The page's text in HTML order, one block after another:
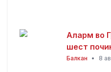
Аларм во
шест
Западен
Балкан • 8